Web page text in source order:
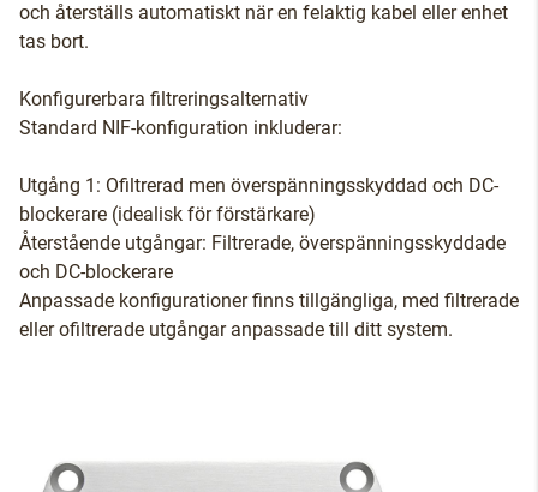
och återställs automatiskt när en felaktig kabel eller enhet
tas bort.
Konfigurerbara filtreringsalternativ
Standard NIF-konfiguration inkluderar:
Utgång 1: Ofiltrerad men överspänningsskyddad och DC-
blockerare (idealisk för förstärkare)
Återstående utgångar: Filtrerade, överspänningsskyddade
och DC-blockerare
Anpassade konfigurationer finns tillgängliga, med filtrerade
eller ofiltrerade utgångar anpassade till ditt system.